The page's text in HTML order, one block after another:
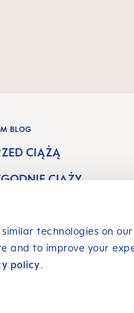
technologies on
and to improve your
policy.
BLOG
CIĄŻĄ
CIĄŻY